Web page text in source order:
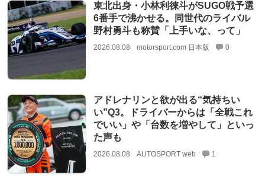
東北出身・小林利徠斗がSUGO戦予選
6番手で沸かせる。同世代のライバル
野村勇斗も称賛「上手いな、って」
2026.08.08 motorsport.com 日本版 0
アドレナリンと欲が出る“気持ちい
い”Q3。ドライバーからは「全戦これ
でいい」や「台数を増やして」といっ
た声も
2026.08.08 AUTOSPORT web 1